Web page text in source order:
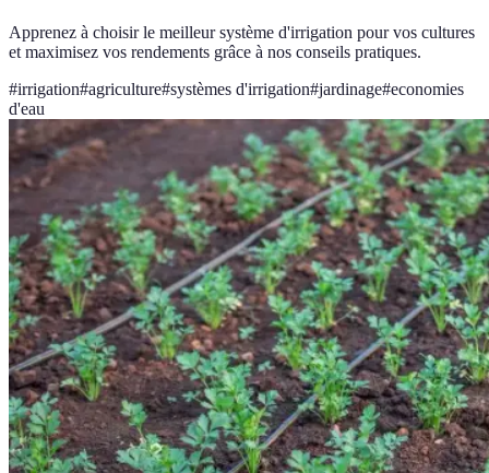
Apprenez à choisir le meilleur système d'irrigation pour vos cultures
et maximisez vos rendements grâce à nos conseils pratiques.
#irrigation#agriculture#systèmes d'irrigation#jardinage#economies
d'eau